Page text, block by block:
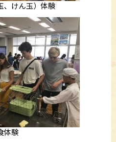
、けん玉）体験
体験